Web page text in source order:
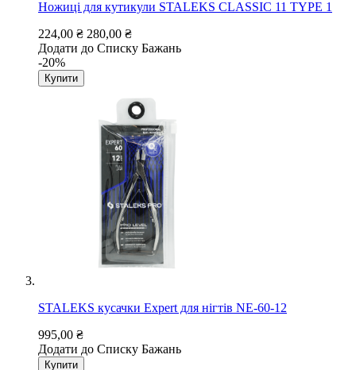
Ножиці для кутикули STALEKS CLASSIC 11 TYPE 1
224,00 ₴ 280,00 ₴
Додати до Списку Бажань
-20%
Купити
STALEKS кусачки Expert для нігтів NE-60-12
995,00 ₴
Додати до Списку Бажань
Купити